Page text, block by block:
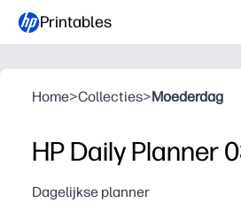
Printables
Home>Collecties>Moederdag
HP Daily Planner
Dagelijkse planner